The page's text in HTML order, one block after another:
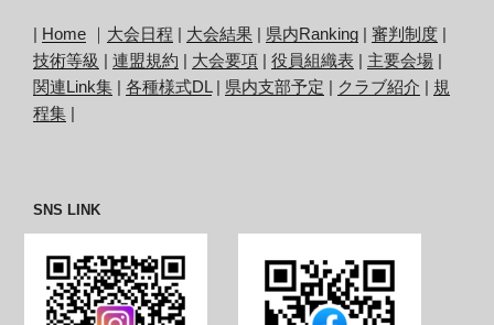
| Home ｜ 大会日程 | 大会結果 | 県内Ranking | 審判制度 |
技術等級 | 連盟規約 | 大会要項 | 役員組織表 | 主要会場 |
関連Link集 | 各種様式DL | 県内支部予定 | クラブ紹介 | 規
程集 |
SNS LINK